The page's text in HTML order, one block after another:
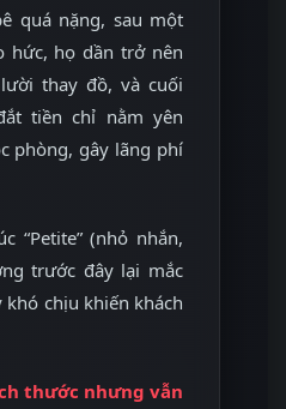
quá nặng, sau một
hức, họ dần trở nên
thay đồ, và cuối
tiền chỉ nằm yên
phòng, gây lãng phí
“Petite” (nhỏ nhắn,
trước đây lại mắc
chịu khiến khách
thước nhưng vẫn